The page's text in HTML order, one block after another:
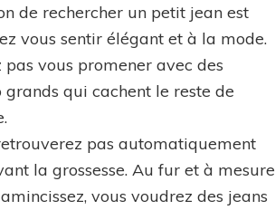
de rechercher un petit jean est
vous sentir élégant et à la mode.
pas vous promener avec des
qui cachent le reste de
pas automatiquement
la grossesse. Au fur et à mesure
vous voudrez des jeans